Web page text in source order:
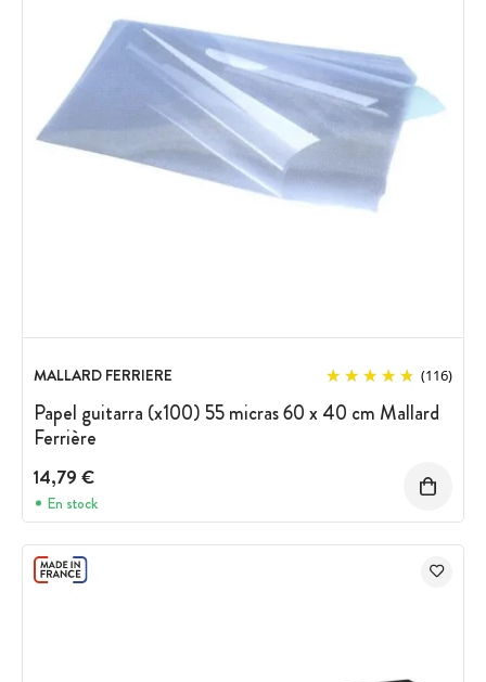
MALLARD FERRIERE (116)
Papel guitarra (x100) 55 micras 60 x 40 cm Mallard
Ferrière
14,79 €
En stock